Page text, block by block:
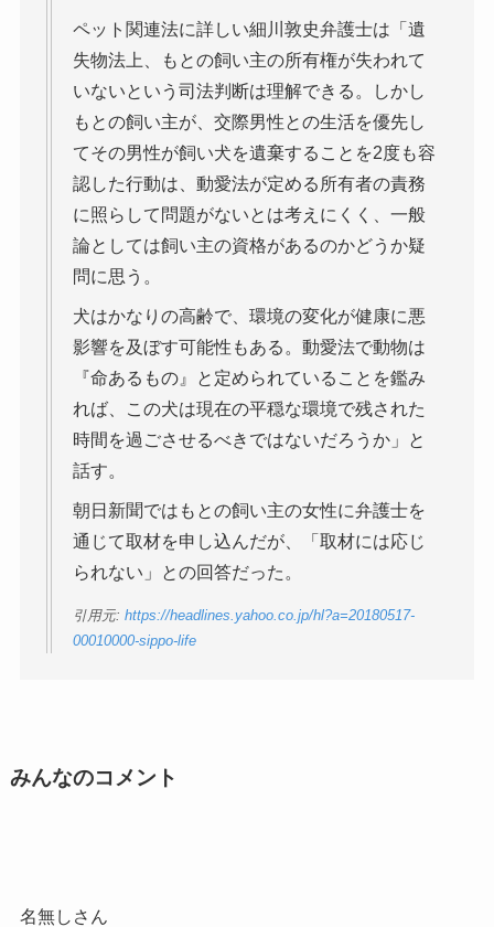
ペット関連法に詳しい細川敦史弁護士は「遺
失物法上、もとの飼い主の所有権が失われて
いないという司法判断は理解できる。しかし
もとの飼い主が、交際男性との生活を優先し
てその男性が飼い犬を遺棄することを2度も容
認した行動は、動愛法が定める所有者の責務
に照らして問題がないとは考えにくく、一般
論としては飼い主の資格があるのかどうか疑
問に思う。
犬はかなりの高齢で、環境の変化が健康に悪
影響を及ぼす可能性もある。動愛法で動物は
『命あるもの』と定められていることを鑑み
れば、この犬は現在の平穏な環境で残された
時間を過ごさせるべきではないだろうか」と
話す。
朝日新聞ではもとの飼い主の女性に弁護士を
通じて取材を申し込んだが、「取材には応じ
られない」との回答だった。
引用元: https://headlines.yahoo.co.jp/hl?a=20180517-
00010000-sippo-life
みんなのコメント
名無しさん